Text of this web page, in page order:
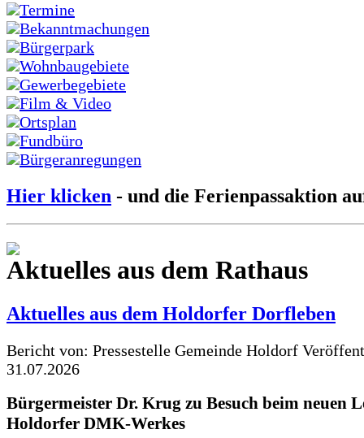
Termine
Bekanntmachungen
Bürgerpark
Wohnbaugebiete
Gewerbegebiete
Film & Video
Ortsplan
Fundbüro
Bürgeranregungen
Hier klicken - und die Ferienpassaktion
Aktuelles aus dem Rathaus
Aktuelles aus dem Holdorfer Dorfleben
Bericht von: Pressestelle Gemeinde Holdorf
31.07.2026
Bürgermeister Dr. Krug zu Besuch beim neuen
Holdorfer DMK-Werkes